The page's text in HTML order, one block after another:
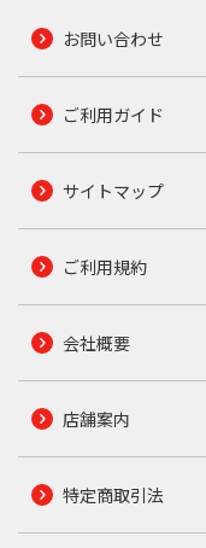
お問い合わせ
ご利用ガイド
サイトマップ
ご利用規約
会社概要
店舗案内
特定商取引法